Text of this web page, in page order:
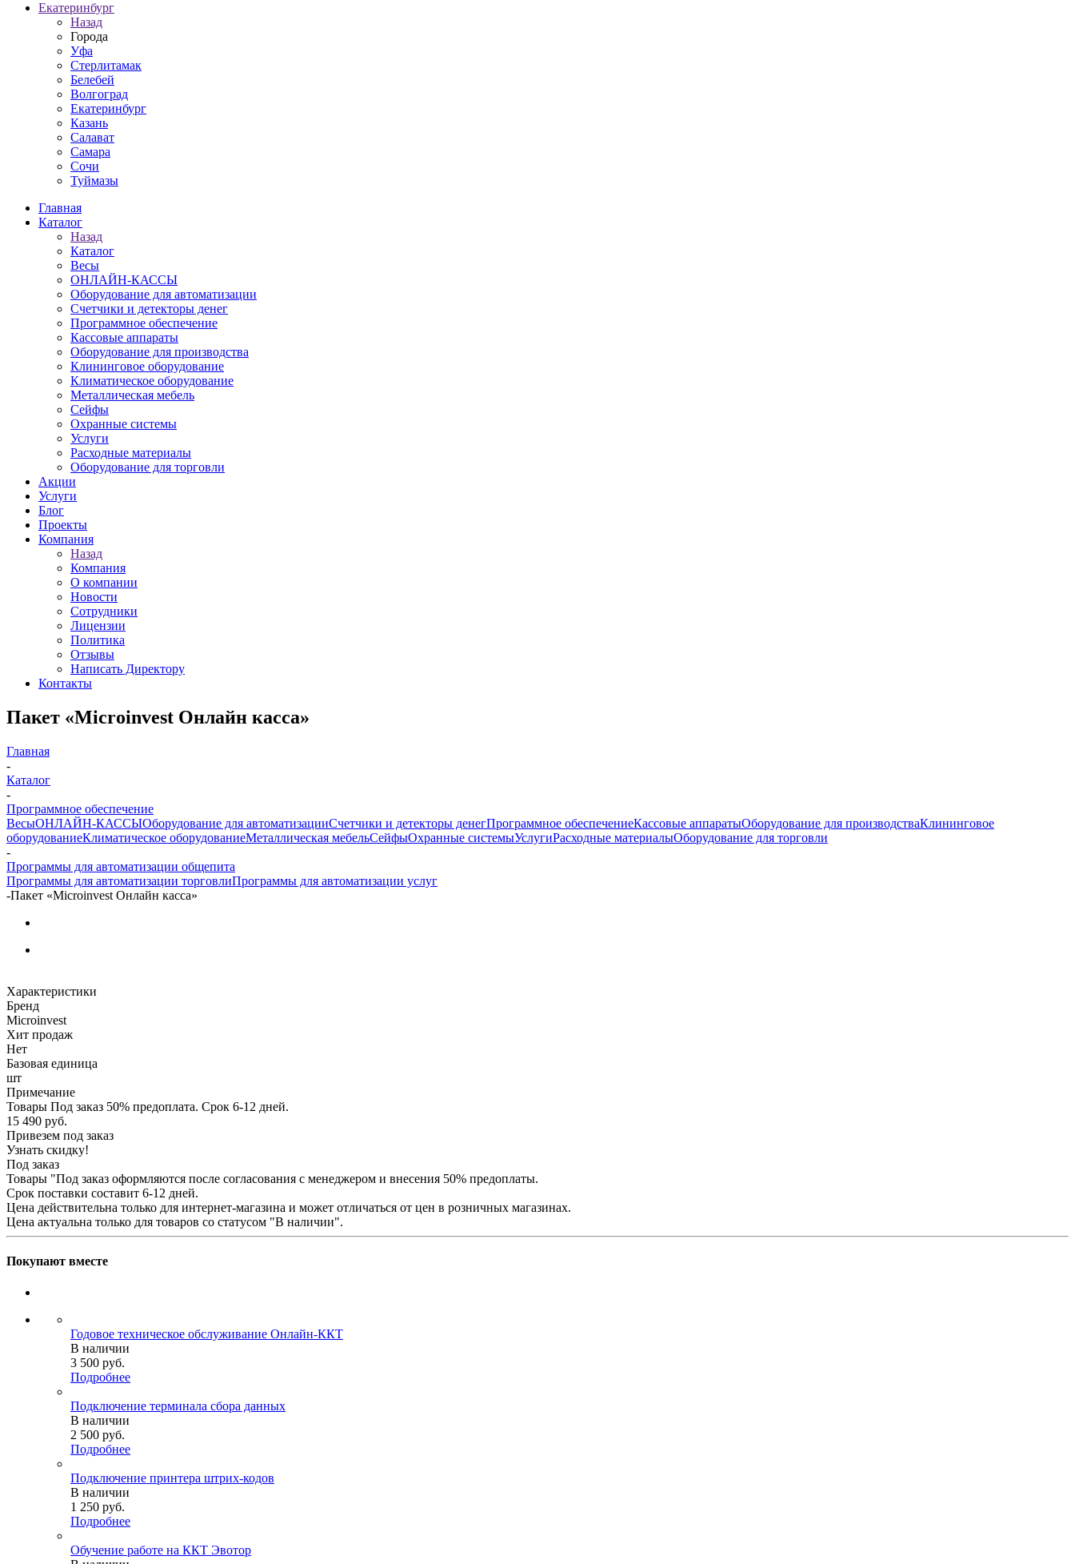
Екатеринбург
Назад
Города
Уфа
Стерлитамак
Белебей
Волгоград
Екатеринбург
Казань
Салават
Самара
Сочи
Туймазы
Главная
Каталог
Назад
Каталог
Весы
ОНЛАЙН-КАССЫ
Оборудование для автоматизации
Счетчики и детекторы денег
Программное обеспечение
Кассовые аппараты
Оборудование для производства
Клининговое оборудование
Климатическое оборудование
Металлическая мебель
Сейфы
Охранные системы
Услуги
Расходные материалы
Оборудование для торговли
Акции
Услуги
Блог
Проекты
Компания
Назад
Компания
О компании
Новости
Сотрудники
Лицензии
Политика
Отзывы
Написать Директору
Контакты
Пакет «Microinvest Онлайн касса»
Главная
-
Каталог
-
Программное обеспечение
ВесыОНЛАЙН-КАССЫОборудование для автоматизацииСчетчики и детекторы денегПрограммное обеспечениеКассовые аппаратыОборудование для производстваКлининговое
оборудованиеКлиматическое оборудованиеМеталлическая мебельСейфыОхранные системыУслугиРасходные материалыОборудование для торговли
-
Программы для автоматизации общепита
Программы для автоматизации торговлиПрограммы для автоматизации услуг
-Пакет «Microinvest Онлайн касса»
Характеристики
Бренд
Microinvest
Хит продаж
Нет
Базовая единица
шт
Примечание
Товары Под заказ 50% предоплата. Срок 6-12 дней.
15 490 руб.
Привезем под заказ
Узнать скидку!
Под заказ
Товары "Под заказ оформляются после согласования с менеджером и внесения 50% предоплаты.
Срок поставки составит 6-12 дней.
Цена действительна только для интернет-магазина и может отличаться от цен в розничных магазинах.
Цена актуальна только для товаров со статусом "В наличии".
Покупают вместе
Годовое техническое обслуживание Онлайн-ККТ
В наличии
3 500 руб.
Подробнее
Подключение терминала сбора данных
В наличии
2 500 руб.
Подробнее
Подключение принтера штрих-кодов
В наличии
1 250 руб.
Подробнее
Обучение работе на ККТ Эвотор